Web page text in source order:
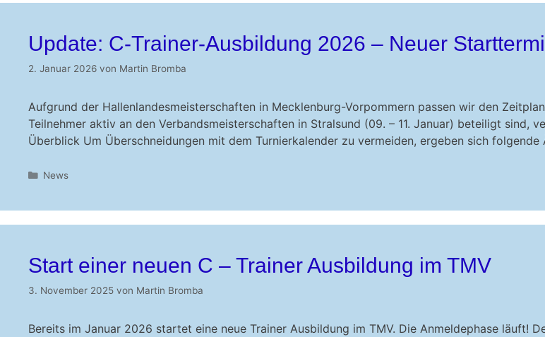
Update: C-Trainer-Ausbildung 2026 – Neuer
2. Januar 2026 von Martin Bromba
Aufgrund der Hallenlandesmeisterschaften in Mecklenburg-Vorpommern passen wir den
Teilnehmer aktiv an den Verbandsmeisterschaften in Stralsund (09. – 11. Januar) beteiligt sind,
Überblick Um Überschneidungen mit dem Turnierkalender zu vermeiden, ergeben sich
Kategorien
News
Start einer neuen C – Trainer Ausbildung im TMV
3. November 2025 von Martin Bromba
Bereits im Januar 2026 startet eine neue Trainer Ausbildung im TMV. Die Anmeldephase läuft!